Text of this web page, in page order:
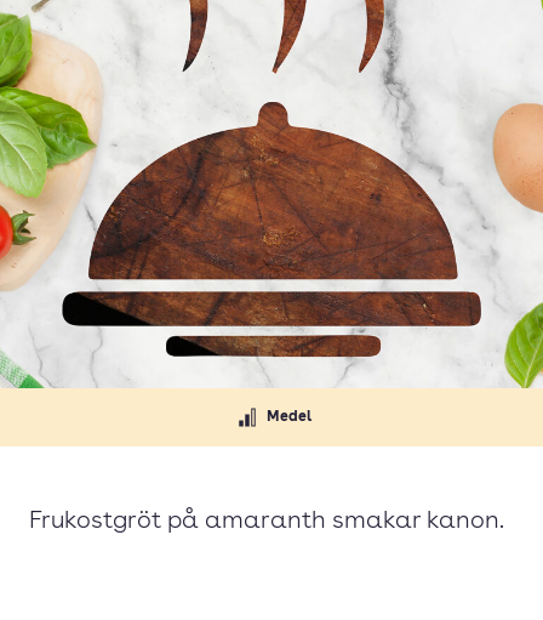
Medel
Frukostgröt på amaranth smakar kanon.